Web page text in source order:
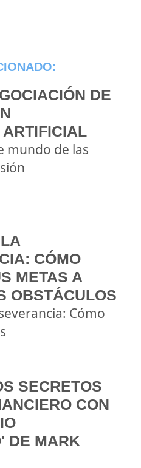
DE
mundo de las
CÓMO
METAS A
OBSTÁCULOS
Cómo
SECRETOS
CON
DE MARK